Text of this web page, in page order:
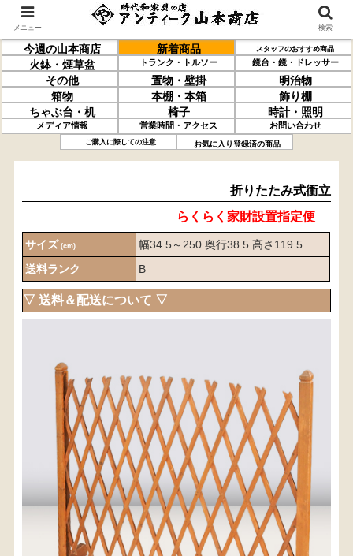
今週の山本商店 新着商品 スタッフのおすすめ商品
火鉢・煙草盆 トランク・トルソー 鏡台・鏡・ドレッサー
その他 置物・壁掛
明治物
箱物
本棚・本箱
飾り棚
ちゃぶ台・机
椅子 時計・照明
メディア情報 営業時間・アクセス お問い合わせ
ご購入に際しての注意 お気に入り登録済の商品
折りたたみ式衝立
折りたたみ式衝立
らくらく家財設置指定便
サイズ (cm)
幅34.5～250 奥行38.5 高さ119.5
送料ランク
B
▽ 送料＆配送について ▽
・商品代金に送料は含まれておりません。
・送料は、商品のサイズ・発送先地域によって異なり
ます。
・ご購入手続きを進める途中で「宅急便」を選択いた
だくと、自動的に送料が加算されます。
・配送についての詳細は、
こちら→
【送料を確認する】
お届け先、送料ランクを選択する事で送料が表
示されます。
メニュー 検索